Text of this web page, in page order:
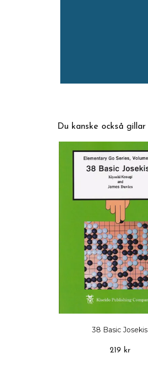
Du kanske också gillar
38 Basic Josekis
219 kr